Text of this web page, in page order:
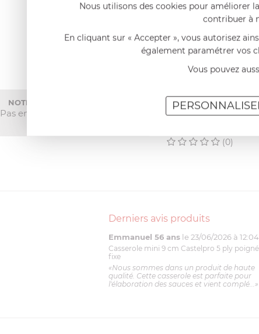
NOTE MOYENNE
Pas encore de note
RÉSUMÉ
(0)
(0)
(0)
Derniers avis produits
Emmanuel 56 ans le 23/06/2026 à 12:04
Casserole mini 9 cm Castelpro 5 ply
fixe
«Nous sommes dans un produit de haute
qualité. Cette casserole est parfaite pour
l'élaboration des sauces et vient complé...»
Nous utilisons des cookies pour améliorer
contribuer à
En cliquant sur « Accepter », vous autorisez
également paramétrer vos
Vous pouvez